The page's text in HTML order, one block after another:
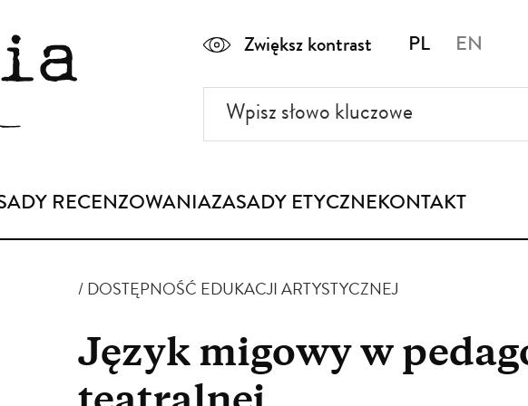
Zwiększ kontrast PL EN
słowo
kluczowe
RECENZOWANIAZASADY ETYCZNEKONTAKT
DOSTĘPNOŚĆ EDUKACJI ARTYSTYCZNEJ
Język migowy w